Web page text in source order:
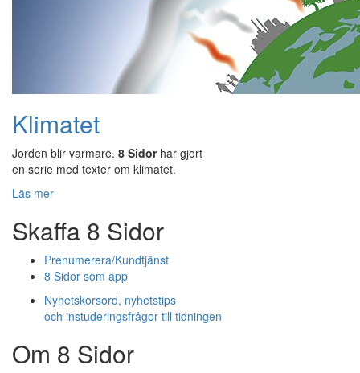
Klimatet
Jorden blir varmare. 8 Sidorhar gjort
en serie med texter om klimatet.
Läs mer
Skaffa 8 Sidor
Prenumerera/Kundtjänst
8 Sidor som app
Nyhetskorsord, nyhetstips
och instuderingsfrågor till tidningen
Om 8 Sidor